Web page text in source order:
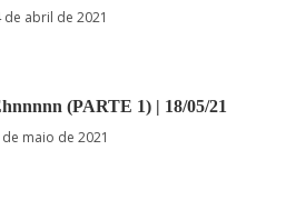
de abril de 2021
(PARTE 1) | 18/05/21
maio de 2021